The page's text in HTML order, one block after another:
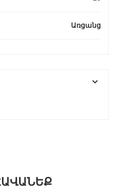
Առցանց